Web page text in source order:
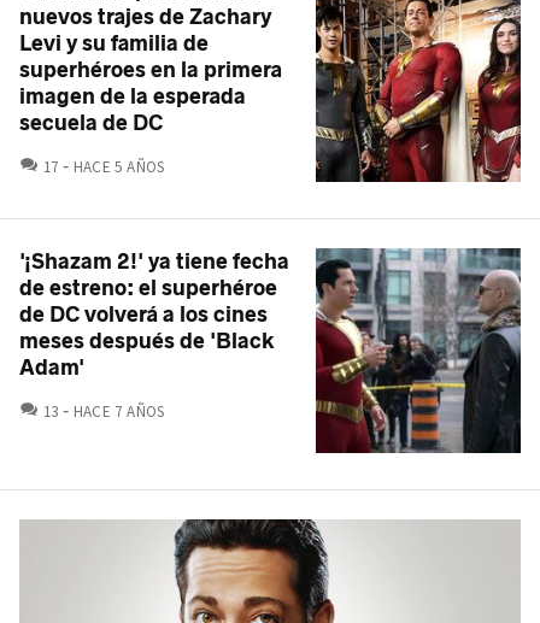
nuevos trajes de Zachary
Levi y su familia de
superhéroes en la primera
imagen de la esperada
secuela de DC
17 COMENTARIOS
HACE 5 AÑOS
'¡Shazam 2!' ya tiene fecha
de estreno: el superhéroe
de DC volverá a los cines
meses después de 'Black
Adam'
13 COMENTARIOS
HACE 7 AÑOS